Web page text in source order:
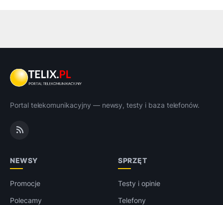
Portal telekomunikacyjny — newsy, testy i baza telefonów.
NEWSY
Promocje
Polecamy
SPRZĘT
Testy i opinie
Telefony